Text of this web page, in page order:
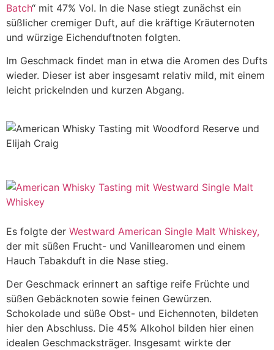
Batch“ mit 47% Vol. In die Nase stiegt zunächst ein
süßlicher cremiger Duft, auf die kräftige Kräuternoten
und würzige Eichenduftnoten folgten.
Im Geschmack findet man in etwa die Aromen des Dufts
wieder. Dieser ist aber insgesamt relativ mild, mit einem
leicht prickelnden und kurzen Abgang.
Es folgte der Westward American Single Malt Whiskey,
der mit süßen Frucht- und Vanillearomen und einem
Hauch Tabakduft in die Nase stieg.
Der Geschmack erinnert an saftige reife Früchte und
süßen Gebäcknoten sowie feinen Gewürzen.
Schokolade und süße Obst- und Eichennoten, bildeten
hier den Abschluss. Die 45% Alkohol bilden hier einen
idealen Geschmacksträger. Insgesamt wirkte der